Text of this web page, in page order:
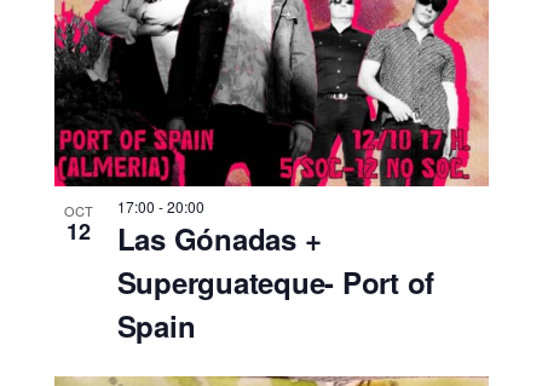
OCT
12
17:00 -20:00
Las Gónadas +
Superguateque- Port of
Spain